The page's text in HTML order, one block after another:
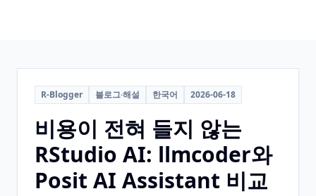
R-Blogger 블로그·해설 한국어 2026-06-18
비용이 전혀 들지 않는
RStudio AI: llmcoder와
Posit AI Assistant 비교